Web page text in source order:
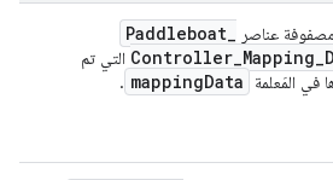
عناصر Paddleboat_
Controller_Mapping_
التي تم
في المَعلمة
mappingData
.